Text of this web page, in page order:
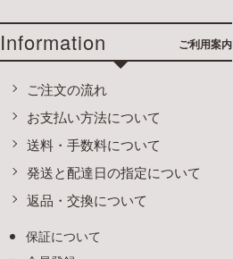
Information ご利用案内
ご注文の流れ
お支払い方法について
送料・手数料について
発送と配達日の指定について
返品・交換について
保証について